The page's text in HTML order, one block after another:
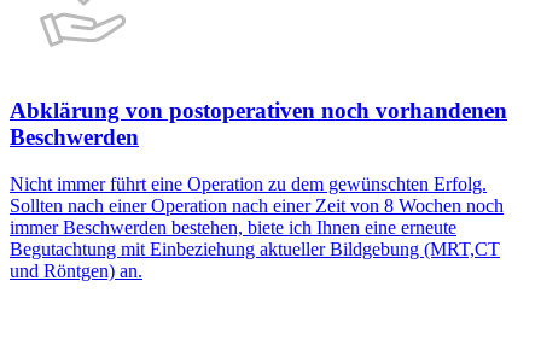
Abklärung von postoperativen noch vorhandenen
Beschwerden
Nicht immer führt eine Operation zu dem gewünschten Erfolg.
Sollten nach einer Operation nach einer Zeit von 8 Wochen noch
immer Beschwerden bestehen, biete ich Ihnen eine erneute
Begutachtung mit Einbeziehung aktueller Bildgebung (MRT,CT
und Röntgen) an.